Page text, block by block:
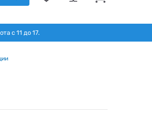
с 11 до 17.